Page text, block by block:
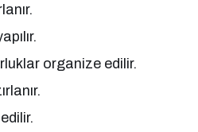
organize edilir.